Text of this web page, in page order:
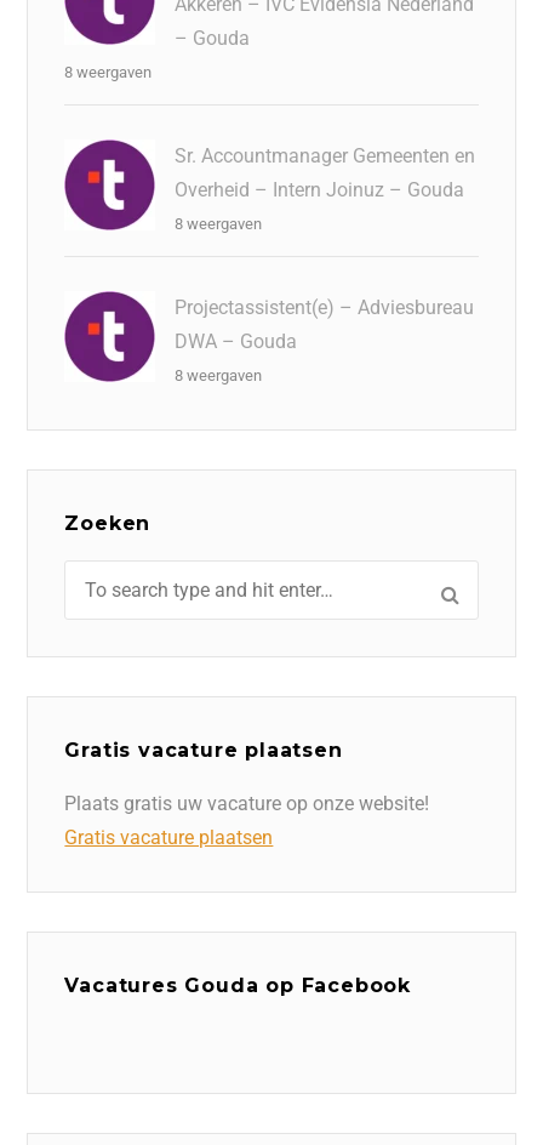
– Gouda
8 weergaven
Sr. Accountmanager Gemeenten en
Overheid – Intern Joinuz – Gouda
8 weergaven
Projectassistent(e) – Adviesbureau
DWA – Gouda
8 weergaven
Zoeken
Gratis vacature plaatsen
Plaats gratis uw vacature op onze website!
Gratis vacature plaatsen
Vacatures Gouda op Facebook